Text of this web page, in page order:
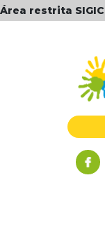
Área restrita SIGIC